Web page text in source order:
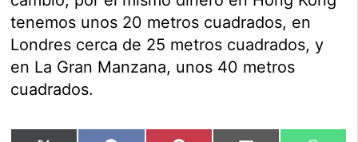
tenemos unos 20 metros cuadrados, en
Londres cerca de 25 metros cuadrados, y
en La Gran Manzana, unos 40 metros
cuadrados.